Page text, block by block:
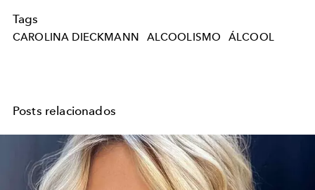
Tags
CAROLINA DIECKMANN ALCOOLISMO ÁLCOOL
Posts relacionados